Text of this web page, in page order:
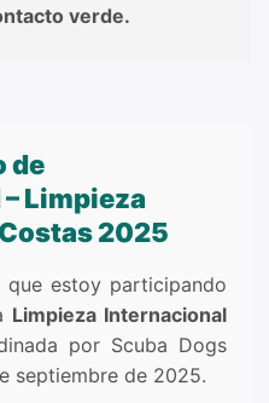
verde.
de
Limpieza
2025
estoy participando
Limpieza Internacional
por Scuba Dogs
septiembre de 2025.